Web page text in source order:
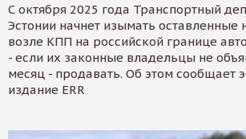
С октября 2025 года Транспортный
Эстонии начнет изымать оставленные
возле КПП на российской границе
- если их законные владельцы не
месяц - продавать. Об этом сообщает
издание ERR